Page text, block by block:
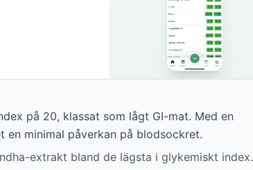
på 20, klassat som lågt GI-mat. Med en
en minimal påverkan på blodsockret.
extrakt bland de lägsta i glykemiskt index.